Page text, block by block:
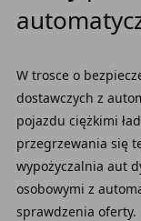
W trosce o
dostawczych z
pojazdu ciężkimi
przegrzewania się
wypożyczalnia aut
osobowymi z
sprawdzenia oferty.